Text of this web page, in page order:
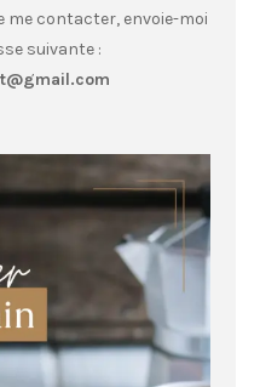
me contacter, envoie-moi
suivante :